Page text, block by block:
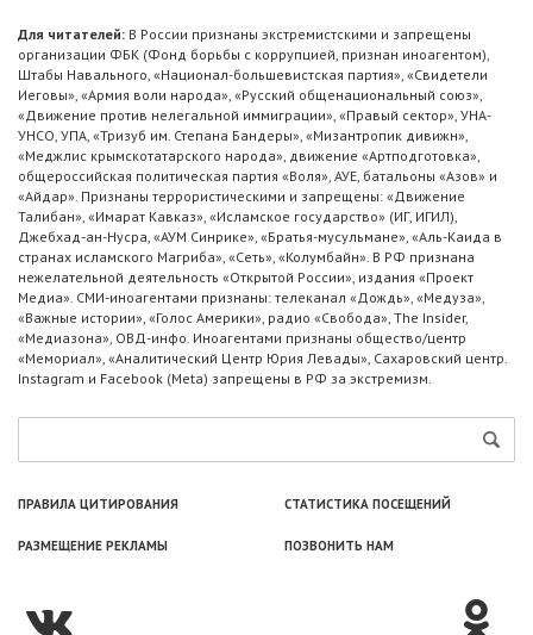
Для читателей: В России признаны экстремистскими и запрещены
организации ФБК (Фонд борьбы с коррупцией, признан иноагентом),
Штабы Навального, «Национал-большевистская партия», «Свидетели
Иеговы», «Армия воли народа», «Русский общенациональный союз»,
«Движение против нелегальной иммиграции», «Правый сектор», УНА-
УНСО, УПА, «Тризуб им. Степана Бандеры», «Мизантропик дивижн»,
«Меджлис крымскотатарского народа», движение «Артподготовка»,
общероссийская политическая партия «Воля», АУЕ, батальоны «Азов» и
«Айдар». Признаны террористическими и запрещены: «Движение
Талибан», «Имарат Кавказ», «Исламское государство» (ИГ, ИГИЛ),
Джебхад-ан-Нусра, «АУМ Синрике», «Братья-мусульмане», «Аль-Каида в
странах исламского Магриба», «Сеть», «Колумбайн». В РФ признана
нежелательной деятельность «Открытой России», издания «Проект
Медиа». СМИ-иноагентами признаны: телеканал «Дождь», «Медуза»,
«Важные истории», «Голос Америки», радио «Свобода», The Insider,
«Медиазона», ОВД-инфо. Иноагентами признаны общество/центр
«Мемориал», «Аналитический Центр Юрия Левады», Сахаровский центр.
Instagram и Facebook (Metа) запрещены в РФ за экстремизм.
ПРАВИЛА ЦИТИРОВАНИЯ СТАТИСТИКА ПОСЕЩЕНИЙ
РАЗМЕЩЕНИЕ РЕКЛАМЫ ПОЗВОНИТЬ НАМ